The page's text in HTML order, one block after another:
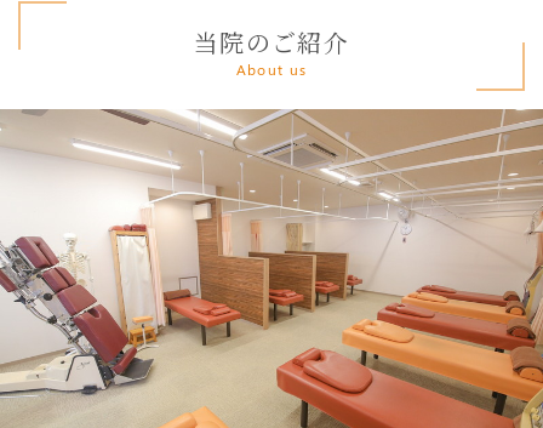
当院のご紹介
About us